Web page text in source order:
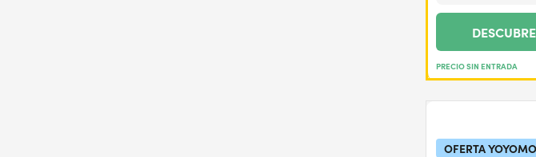
PRECIO SIN ENTRADA
OFERTA